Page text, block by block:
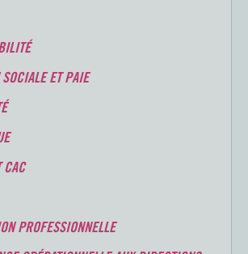
SOCIALE ET PAIE
CAC
PROFESSIONNELLE